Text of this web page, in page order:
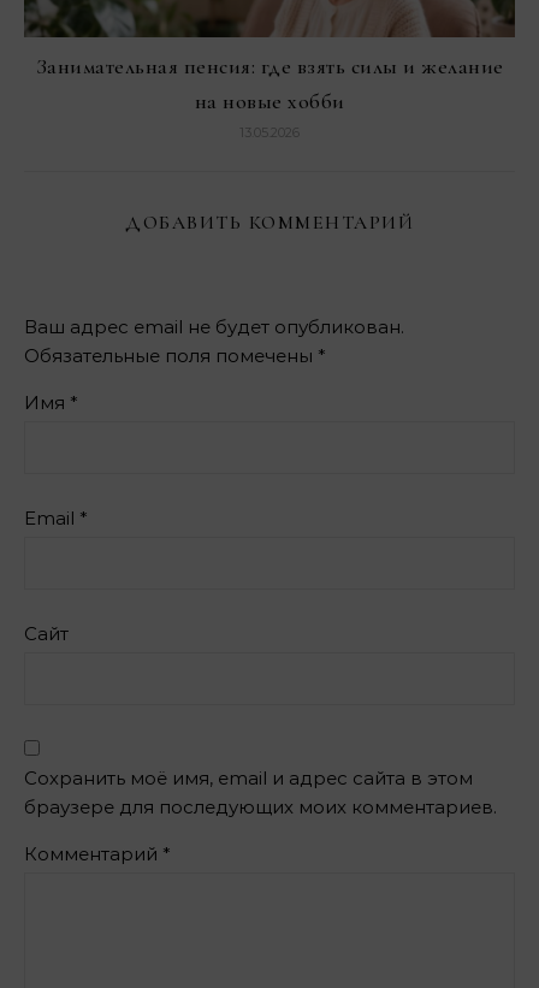
Занимательная пенсия: где взять силы и желание
на новые хобби
13.05.2026
ДОБАВИТЬ КОММЕНТАРИЙ
Ваш адрес email не будет опубликован.
Обязательные поля помечены *
Имя *
Email *
Сайт
Сохранить моё имя, email и адрес сайта в этом
браузере для последующих моих комментариев.
Комментарий *